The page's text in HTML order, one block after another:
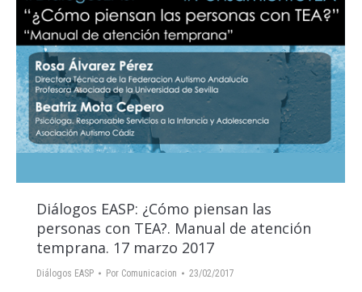
Diálogos EASP: ¿Cómo piensan las
personas con TEA?. Manual de atención
temprana. 17 marzo 2017
Diálogos EASP Por Comunicacion 23/02/2017